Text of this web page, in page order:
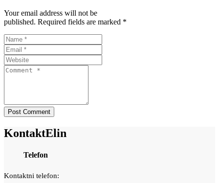
Your email address will not be
published. Required fields are marked *
KontaktElin
Telefon
Kontaktni telefon: